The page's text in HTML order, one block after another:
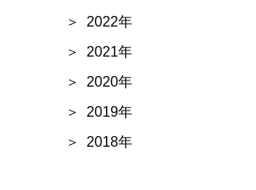
2022年
2021年
2020年
2019年
2018年